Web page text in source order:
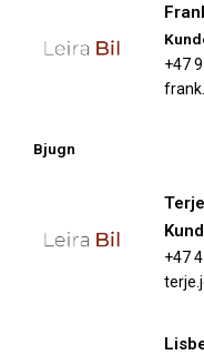
+47
Bjugn
+47